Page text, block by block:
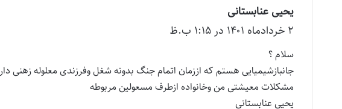
یحیی عنابستانی
ف
:
۲ خرداد‌ماه ۱۴۰۱ در ۱:۱۵ ب.ظ
سلام ؟
جانبازشیمیایی هستم که اززمان اتمام جنگ بدونه شغل وفرزندی معلوله زهنی
مشکلات معیشتی من وخانواده ازطرف مسعولین مربوطه
یحیی عنابستانی